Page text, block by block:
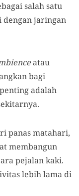
salah satu
dengan jaringan
atau
bagi
adalah
panas matahari,
membangun
pejalan kaki.
lebih lama di